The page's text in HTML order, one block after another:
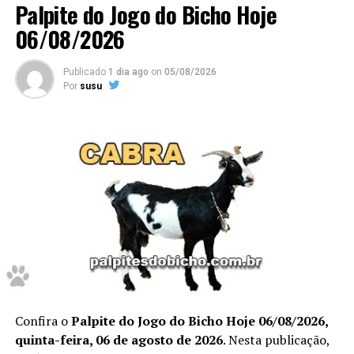
/ dezenas45 – 46
47– 48
8046 – 7546 – 3046 – 2646
PALPITE DA MANHÃ PALPITE DA TARDE
PALPITE DA NOITE
Resumo dos palpites de hoje –
Palpite do Jogo do Bicho Hoje
06/08/2026
Publicado 1 dia ago on 05/08/2026
Por susu
Confira oPalpite do Jogo do Bicho Hoje 06/08/2026,
quinta-feira, 06 de agosto de 2026. Nesta publicação,